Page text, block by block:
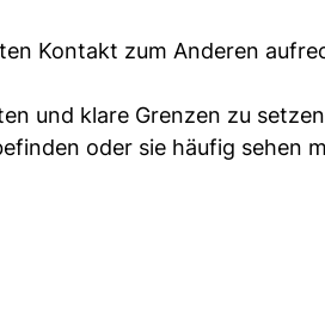
Kontakt zum Anderen
und klare Grenzen zu
oder sie häufig sehen